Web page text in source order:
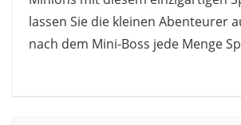
lassen Sie die kleinen Abenteurer
nach dem Mini-Boss jede Menge